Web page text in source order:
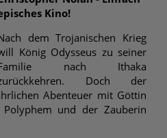
Kino!
dem Trojanischen Krieg
König Odysseus zu seiner
nach Ithaka
Doch der
Abenteuer mit Göttin
und der Zauberin